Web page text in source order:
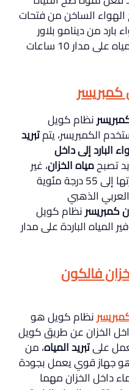
الهواء الساخن من فتحات
بارد من دينامو بلاور
الذي يستمر في تبريد المياه على مدار 10 ساعات
كمبريسر
نظام كويل
الكمبريسر، يتمتبريد
البارد إلى داخل
تصبحمياه الخزان، غير
قابلة للاستعمال حيث تصل حرارتها إلى 55 درجة مئوية
الذهبي
كمبريسرنظام كويل
الباردة على مدار
فالكون
نظام كويل هو
الخزان عن طريق كويل
علىتبريد المياه، من
جهاز قوي يعمل بجودة
داخل الخزان مهما